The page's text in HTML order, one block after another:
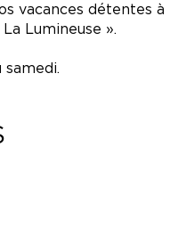
vacances détentes à
Lumineuse ».